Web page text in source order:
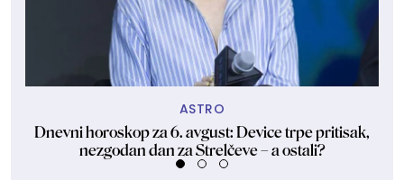
ASTRO
Dnevni horoskop za 6. avgust: Device trpe pritisak,
nezgodan dan za Strelčeve – a ostali?